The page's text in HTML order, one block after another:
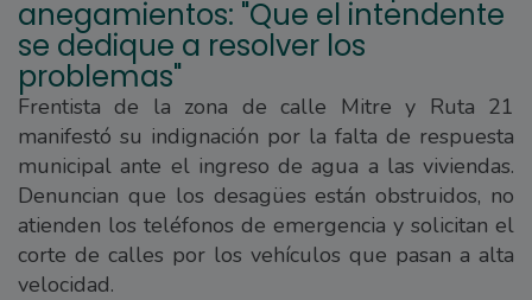
anegamientos: "Que el intendente
se dedique a resolver los
problemas"
Frentista de la zona de calle Mitre y Ruta 21
manifestó su indignación por la falta de respuesta
municipal ante el ingreso de agua a las viviendas.
Denuncian que los desagües están obstruidos, no
atienden los teléfonos de emergencia y solicitan el
corte de calles por los vehículos que pasan a alta
velocidad.